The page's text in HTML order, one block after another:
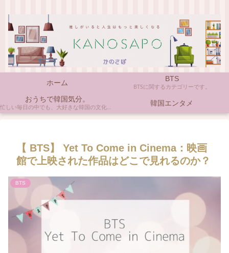
ホーム BTS
BTSに関するカテゴリーです。
おうちで韓国気分。
忙しい毎日の中でも、大好きな韓国の文化やアイテムに触れると心がほっとしますよね。ここでは、自宅で手軽に楽しめる韓国の美味しいもの、お気に入りのコスメ、そして推し活の楽しみ方など、「おうちにいながら韓国気分」に触れられるヒントを私らしくお届けします。 韓国エンタメ
【 BTS】 Yet To Come in Cinema：映画
館で上映された作品はどこで見れるのか？
BTS